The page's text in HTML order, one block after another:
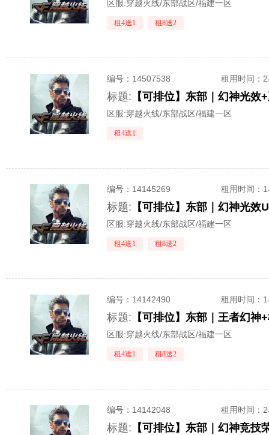
区服:穿越火线/东部战区/福建一区
租4送1 租8送2
编号： 14507538 租用时间 ：
标题: 【可排位】东部｜幻神光
区服:穿越火线/东部战区/福建一区
租4送1
编号： 14145269 租用时间 ：
标题: 【可排位】东部｜幻神光
区服:穿越火线/东部战区/福建一区
租4送1 租8送2
编号： 14142490 租用时间 ：
标题: 【可排位】东部｜王者幻
区服:穿越火线/东部战区/福建一区
租4送1 租8送2
编号： 14142048 租用时间 ：
标题: 【可排位】东部｜幻神竞